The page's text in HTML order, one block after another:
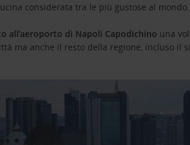
considerata tra le più gustose al mondo.
all’aeroporto di Napoli Capodichino una
ma anche il resto della regione, incluso il